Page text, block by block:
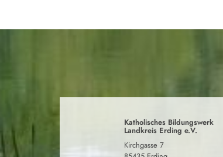
Katholisches Bildungswerk
Landkreis Erding e.V.
Kirchgasse 7